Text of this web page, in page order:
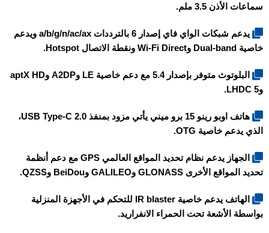
سماعات الأذن 3.5 ملم.
يدعم شبكات الواي فاي إصدار 6 بالترددات a/b/g/n/ac/ax ويدعم
خاصية Dual-band وWi-Fi Direct ونقطة الاتصال Hotspot.
البلوتوث متوفر بإصدار 5.4 مع دعم خاصية LE وA2DP وaptX HD
وLHDC 5.
هاتف اوبو رينو 15 برو ميني
يأتي مزود بمنفذ USB Type-C 2.0،
الذي يدعم خاصية OTG.
الجهاز يدعم نظام تحديد المواقع العالمي GPS مع دعم أنظمة
تحديد المواقع الأخرى GLONASS وGALILEO وBeiDou وQZSS.
الهاتف يدعم خاصية IR blaster للتحكم في الأجهزة المنزلية
بواسطة الأشعة تحت الحمراء الانفراريد.